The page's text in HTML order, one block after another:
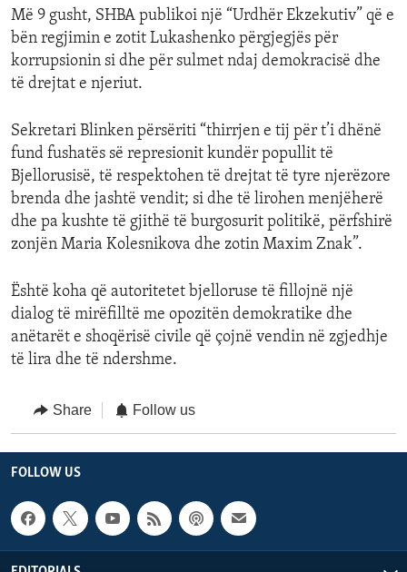
Më 9 gusht, SHBA publikoi një “Urdhër Ekzekutiv” që e
bën regjimin e zotit Lukashenko përgjegjës për
korrupsionin si dhe për sulmet ndaj demokracisë dhe
të drejtat e njeriut.
Sekretari Blinken përsëriti “thirrjen e tij për t’i dhënë
fund fushatës së represionit kundër popullit të
Bjellorusisë, të respektohen të drejtat të tyre njerëzore
brenda dhe jashtë vendit; si dhe të lirohen menjëherë
dhe pa kushte të gjithë të burgosurit politikë, përfshirë
zonjën Maria Kolesnikova dhe zotin Maxim Znak”.
Është koha që autoritetet bjelloruse të fillojnë një
dialog të mirëfilltë me opozitën demokratike dhe
anëtarët e shoqërisë civile që çojnë vendin në zgjedhje
të lira dhe të ndershme.
Share Follow us
FOLLOW US